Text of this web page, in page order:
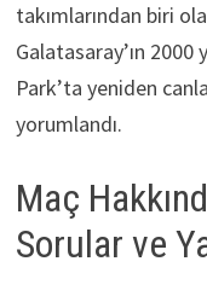
takımlarından biri
Galatasaray’ın 2000
Park’ta yeniden
yorumlandı.
Maç
Sorular ve